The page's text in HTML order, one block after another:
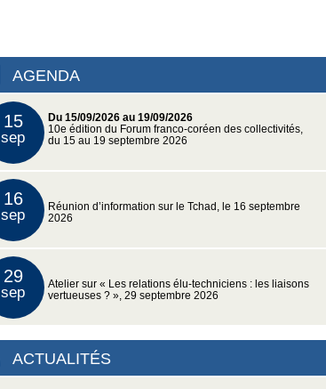
AGENDA
15
sep
Du 15/09/2026 au 19/09/2026
10e édition du Forum franco-coréen des collectivités,
du 15 au 19 septembre 2026
16
sep
Réunion d’information sur le Tchad, le 16 septembre
2026
29
sep
Atelier sur « Les relations élu-techniciens : les liaisons
vertueuses ? », 29 septembre 2026
ACTUALITÉS